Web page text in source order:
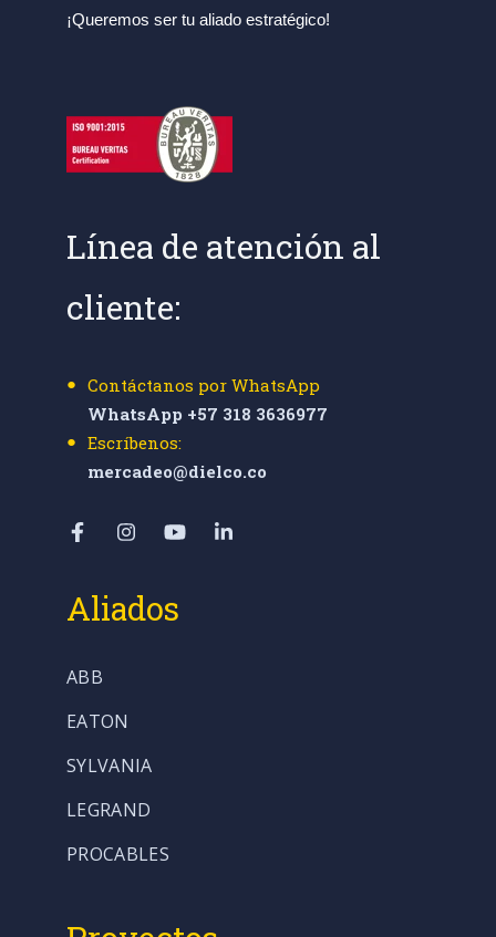
¡Queremos ser tu aliado estratégico!
Línea de atención al
cliente:
Contáctanos por WhatsApp
WhatsApp +57 318 3636977
Escríbenos:
mercadeo@dielco.co
Aliados
ABB
EATON
SYLVANIA
LEGRAND
PROCABLES